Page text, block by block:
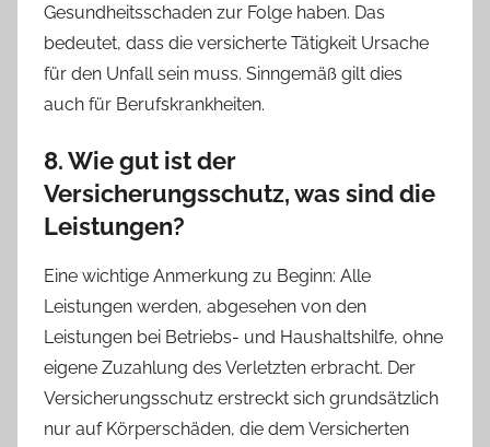
Gesundheitsschaden zur Folge haben. Das
bedeutet, dass die versicherte Tätigkeit Ursache
für den Unfall sein muss. Sinngemäß gilt dies
auch für Berufskrankheiten.
8. Wie gut ist der
Versicherungsschutz, was sind die
Leistungen?
Eine wichtige Anmerkung zu Beginn: Alle
Leistungen werden, abgesehen von den
Leistungen bei Betriebs- und Haushaltshilfe, ohne
eigene Zuzahlung des Verletzten erbracht. Der
Versicherungsschutz erstreckt sich grundsätzlich
nur auf Körperschäden, die dem Versicherten